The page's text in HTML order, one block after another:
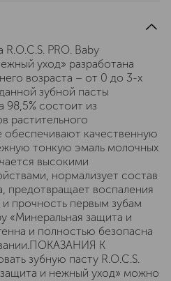
PRO. Baby
уход» разработана
возраста – от 0 до 3-х
зубной пасты
состоит из
растительного
качественную
тонкую эмаль молочных
высокими
нормализует состав
предотвращает воспаления
прочность первым зубам
«Минеральная защита и
и полностью безопасна
К
зубную пасту R.O.C.S.
и нежный уход» можно